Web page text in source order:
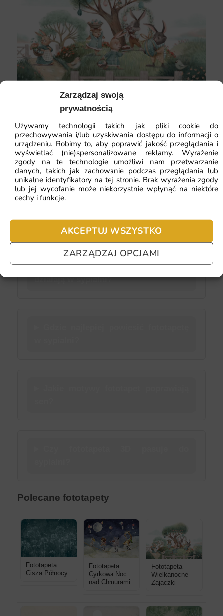
Zarządzaj swoją
prywatnością
Używamy technologii takich jak pliki cookie do
przechowywania i/lub uzyskiwania dostępu do informacji o
urządzeniu. Robimy to, aby poprawić jakość przeglądania i
wyświetlać (nie)spersonalizowane reklamy. Wyrażenie
zgody na te technologie umożliwi nam przetwarzanie
danych, takich jak zachowanie podczas przeglądania lub
unikalne identyfikatory na tej stronie. Brak wyrażenia zgody
lub jej wycofanie może niekorzystnie wpłynąć na niektóre
cechy i funkcje.
AKCEPTUJ WSZYSTKO
ZARZĄDZAJ OPCJAMI
Fototapeta Wielkanocne Zajączki —
magnolie, akwarelowe kwiaty – tworzą kobiecą,
intymną atmosferę sprzyjającą bliskości i relaksowi.
Nocne niebo z gwiazdami lub księżycem działa
medytacyjnie i nadaje sypialni kosmiczny wymiar.
Skandynawskie, minimalistyczne motywy – brzozy,
sosny, proste geometrie – sprawdzają się w
Najczęściej zadawane pytania
Jakie kolory fototapety najlepiej
działają w sypialni?
Polecane fototapety
Fototapeta
Cisza Północy
Fototapeta
Cyrkowa Noc
nad Chmurami
Fototapeta
Wielkanocne
Zajączki